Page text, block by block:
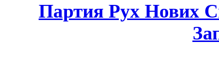
Партия Рух Нових